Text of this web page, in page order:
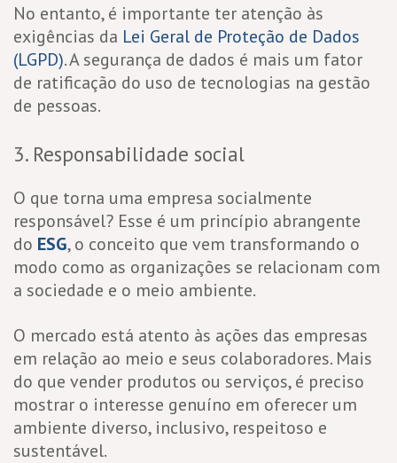
No entanto, é importante ter atenção às
exigências da Lei Geral de Proteção de Dados
(LGPD). A segurança de dados é mais um fator
de ratificação do uso de tecnologias na gestão
de pessoas.
3. Responsabilidade social
O que torna uma empresa socialmente
responsável? Esse é um princípio abrangente
do ESG, o conceito que vem transformando o
modo como as organizações se relacionam com
a sociedade e o meio ambiente.
O mercado está atento às ações das empresas
em relação ao meio e seus colaboradores. Mais
do que vender produtos ou serviços, é preciso
mostrar o interesse genuíno em oferecer um
ambiente diverso, inclusivo, respeitoso e
sustentável.